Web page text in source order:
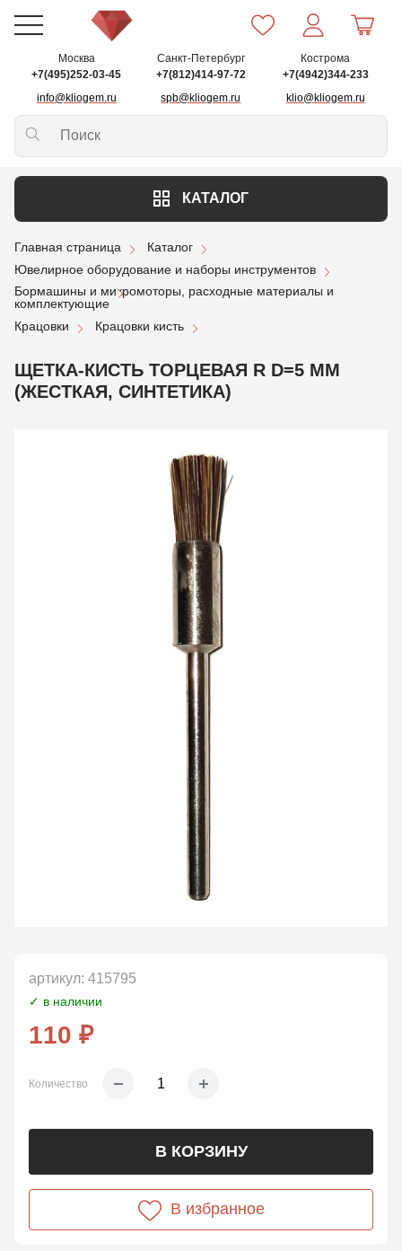
Москва
+7(495)252-03-45
info@kliogem.ru
Санкт-Петербург
+7(812)414-97-72
spb@kliogem.ru
Кострома
+7(4942)344-233
klio@kliogem.ru
КАТАЛОГ
Главная страница
Каталог
Ювелирное оборудование и наборы инструментов
Бормашины и микромоторы, расходные материалы и
комплектующие
Крацовки
Крацовки кисть
ЩЕТКА-КИСТЬ ТОРЦЕВАЯ R D=5 ММ
(ЖЕСТКАЯ, СИНТЕТИКА)
артикул: 415795
✓ в наличии
110 ₽
Количество
В КОРЗИНУ
В избранное